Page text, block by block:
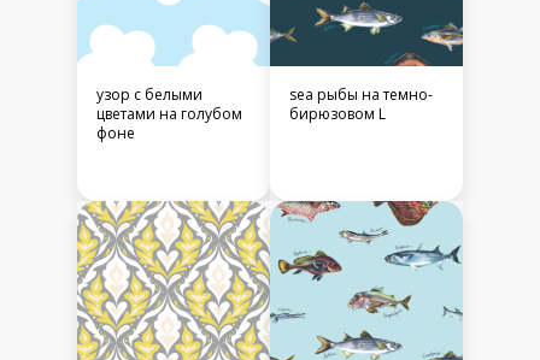
узор с белыми
цветами на голубом
фоне
sea рыбы на темно-
бирюзовом L